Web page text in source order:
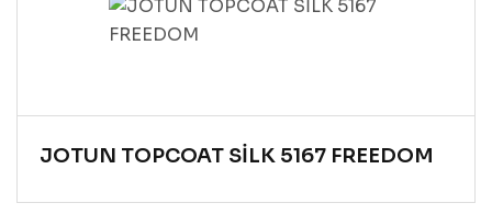
JOTUN TOPCOAT SİLK 5167 FREEDOM